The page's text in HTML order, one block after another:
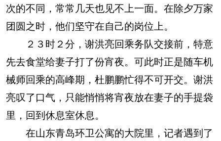
次的不同，常常几天也见不上一面。在除夕万家
团圆之时，他们坚守在自己的岗位上。
２３时２分，谢洪亮回乘务队交接前，特意
先去食堂给妻子打了份宵夜。可此时正是随车机
械师回乘的高峰期，杜鹏鹏忙得不可开交。谢洪
亮叹了口气，只能悄悄将宵夜放在妻子的手提袋
里，回到休息室休息。
在山东青岛环卫公寓的大院里，记者遇到了